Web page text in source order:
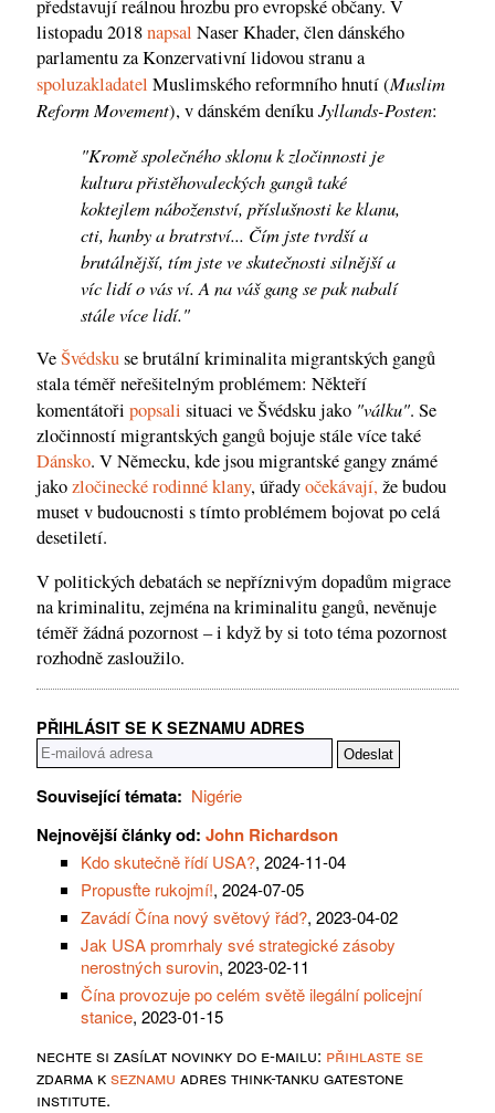
představují reálnou hrozbu pro evropské občany. V
listopadu 2018napsal Naser Khader, člen dánského
parlamentu za Konzervativní lidovou stranu a
spoluzakladatel Muslimského reformního hnutí (Muslim
Reform Movement), v dánském deníkuJyllands-Posten:
"Kromě společného sklonu k zločinnosti je
kultura přistěhovaleckých gangů také
koktejlem náboženství, příslušnosti ke klanu,
cti, hanby a bratrství... Čím jste tvrdší a
brutálnější, tím jste ve skutečnosti silnější a
víc lidí o vás ví. A na váš gang se pak nabalí
stále více lidí."
VeŠvédskuse brutální kriminalita migrantských gangů
stala téměř neřešitelným problémem: Někteří
komentátoři popsali situaci ve Švédsku jako "válku". Se
zločinností migrantských gangů bojuje stále více také
Dánsko. V Německu, kde jsou migrantské gangy známé
jakozločinecké rodinné klany, úřadyočekávají, že budou
muset v budoucnosti s tímto problémem bojovat po celá
desetiletí.
V politických debatách se nepříznivým dopadům migrace
na kriminalitu, zejména na kriminalitu gangů, nevěnuje
téměř žádná pozornost – i když by si toto téma pozornost
rozhodně zasloužilo.
PŘIHLÁSIT SE K SEZNAMU ADRES
Související témata: Nigérie
Nejnovější články od: John Richardson
Kdo skutečně řídí USA?, 2024-11-04
Propusťte rukojmí!, 2024-07-05
Zavádí Čína nový světový řád?, 2023-04-02
Jak USA promrhaly své strategické zásoby
nerostných surovin, 2023-02-11
Čína provozuje po celém světě ilegální policejní
stanice, 2023-01-15
nechte si zasílat novinky do e-mailu: přihlaste se
zdarma kseznamu adres think-tanku gatestone
institute.